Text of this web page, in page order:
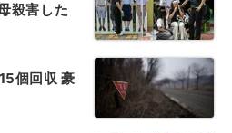
殺害した
個回収 豪